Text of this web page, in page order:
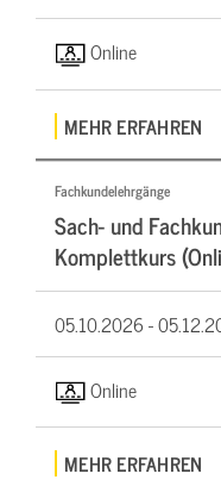
Online
MEHR ERFAHREN
Fachkundelehrgänge
Sach- und
Komplettkurs
05.10.2026 -
Online
MEHR ERFAHREN